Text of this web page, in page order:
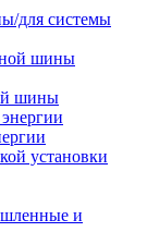
для системы
шины
шины
установки